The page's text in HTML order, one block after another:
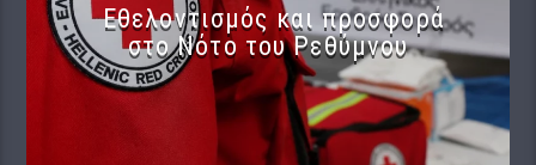
Εθελοντισμός και προσφορά
στο Νότο του Ρεθύμνου